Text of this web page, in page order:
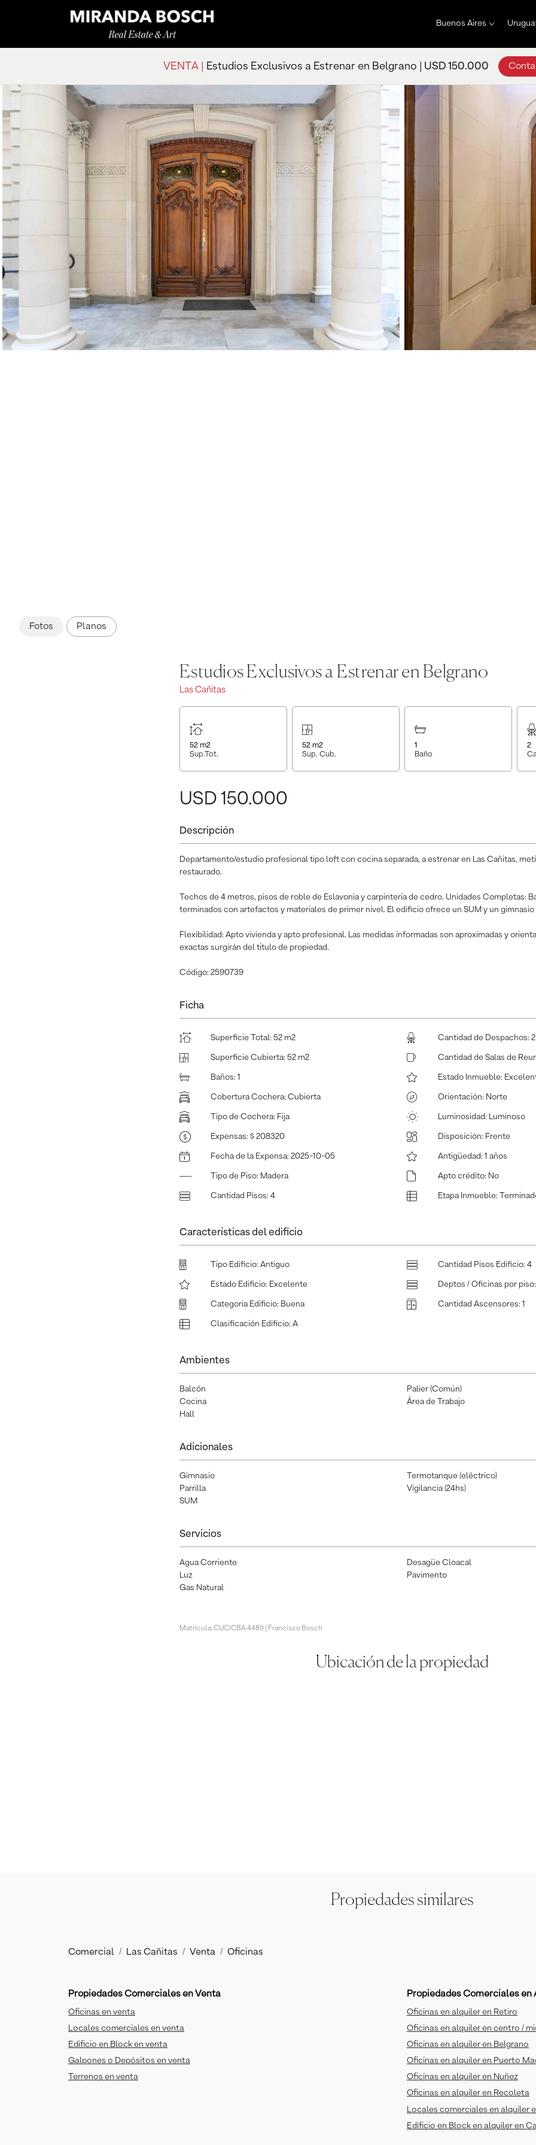
Buenos Aires
VENTA | Estudios Exclusivos a Estrenar en Belgrano | USD 150.000
Fotos Planos
Estudios Exclusivos a Estrenar en Belgrano
Las Cañitas
52 m2
Sup.Tot.
52 m2
Sup. Cub.
1
Baño
2
USD 150.000
Descripción
Departamento/estudio profesional tipo loft con cocina separada, a estrenar en Las Cañitas,
restaurado.
Techos de 4 metros, pisos de roble de Eslavonia y carpintería de cedro. Unidades Completas:
terminados con artefactos y materiales de primer nivel. El edificio ofrece un SUM y un
Flexibilidad: Apto vivienda y apto profesional. Las medidas informadas son aproximadas y
exactas surgirán del título de propiedad.
Código: 2590739
Ficha
Superficie Total : 52 m2
Superficie Cubierta: 52 m2
Baños: 1
Cobertura Cochera: Cubierta
Tipo de Cochera: Fija
Expensas: $ 208320
Fecha de la Expensa: 2025-10-05
Tipo de Piso: Madera
Cantidad Pisos: 4
Cantidad de Despachos: 2
Cantidad de Salas de
Estado Inmueble:
Orientación: Norte
Luminosidad: Luminoso
Disposición: Frente
Antigüedad: 1 años
Apto crédito: No
Etapa Inmueble:
Características del edificio
Tipo Edificio: Antiguo
Estado Edificio: Excelente
Categoria Edificio: Buena
Clasificación Edificio: A
Cantidad Pisos Edificio: 4
Deptos / Oficinas por piso:
Cantidad Ascensores: 1
Ambientes
Balcón
Cocina
Hall
Palier (Común)
Área de Trabajo
Adicionales
Gimnasio
Parrilla
SUM
Termotanque (eléctrico)
Vigilancia (24hs)
Servicios
Agua Corriente
Luz
Gas Natural
Desagüe Cloacal
Pavimento
Matrícula: CUCICBA 4489 | Francisco Bosch
Ubicación de la propiedad
Propiedades similares
Comercial Las Cañitas Venta Oficinas
Propiedades Comerciales en Venta
Oficinas en venta
Locales comerciales en venta
Edificio en Block en venta
Galpones o Depósitos en venta
Terrenos en venta
Propiedades Comerciales en
Oficinas en alquiler en Retiro
Oficinas en alquiler en centro /
Oficinas en alquiler en Belgrano
Oficinas en alquiler en Puerto
Oficinas en alquiler en Nuñez
Oficinas en alquiler en Recoleta
Locales comerciales en alquiler
Edificio en Block en alquiler en